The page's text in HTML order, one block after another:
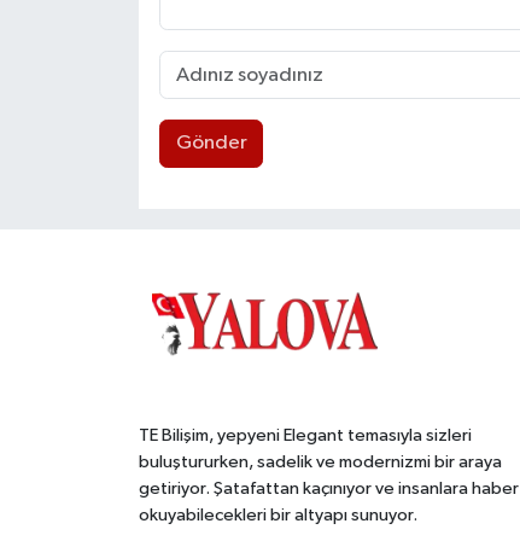
Gönder
TE Bilişim, yepyeni Elegant temasıyla sizleri
buluştururken, sadelik ve modernizmi bir araya
getiriyor. Şatafattan kaçınıyor ve insanlara haber
okuyabilecekleri bir altyapı sunuyor.